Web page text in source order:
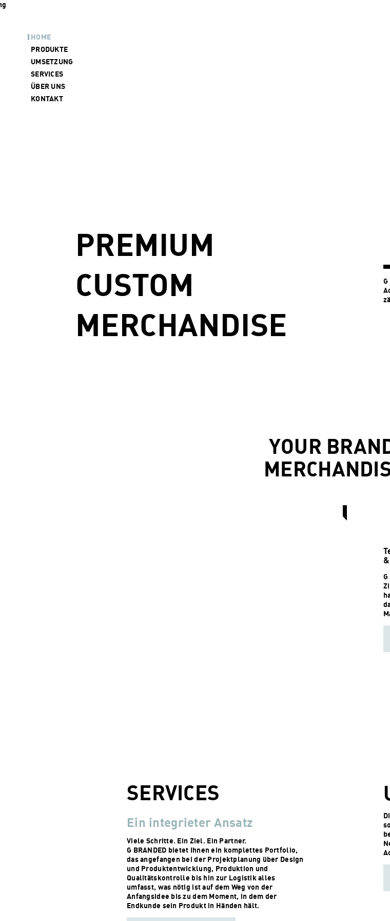
HOME
PRODUKTE
UMSETZUNG
SERVICES
ÜBER UNS
KONTAKT
PREMIUM
CUSTOM
MERCHANDISE
YOUR
SERVICES
Ein integrieter Ansatz
Viele Schritte. Ein Ziel. Ein Partner.
G BRANDED bietet Ihnen ein komplettes Portfolio,
das angefangen bei der Projektplanung über Design
und Produktentwicklung, Produktion und
Qualitätskontrolle bis hin zur Logistik alles
umfasst, was nötig ist auf dem Weg von der
Anfangsidee bis zu dem Moment, in dem der
Endkunde sein Produkt in Händen hält.